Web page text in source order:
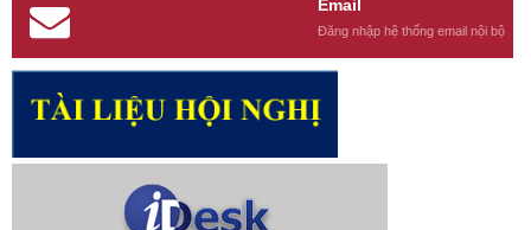
Email
Đăng nhập hệ thống email nội bộ